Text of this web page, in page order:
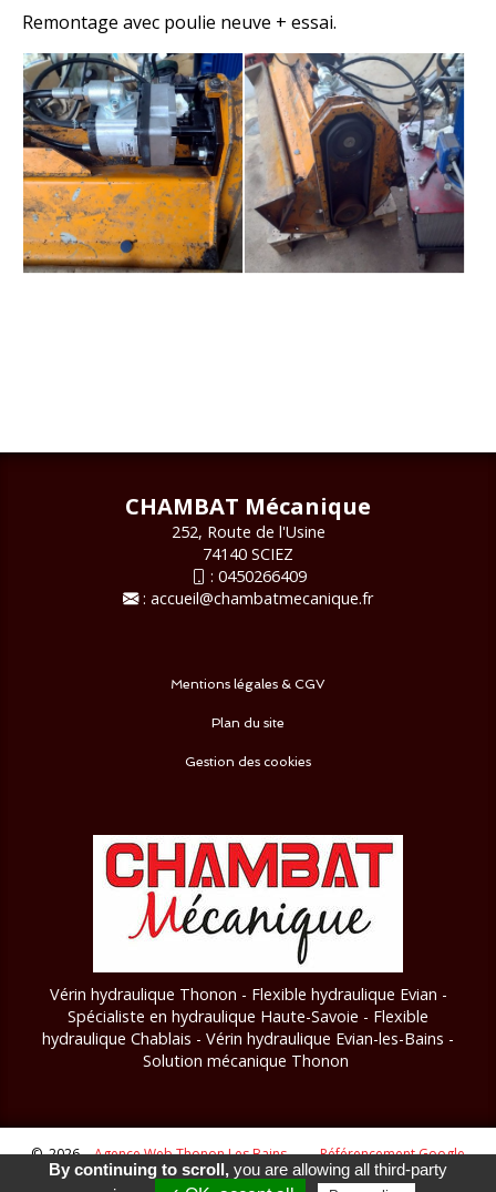
Remontage avec poulie neuve + essai.
CHAMBAT Mécanique
252, Route de l'Usine
74140 SCIEZ
: 0450266409
: accueil@chambatmecanique.fr
Mentions légales & CGV
Plan du site
Gestion des cookies
Vérin hydraulique Thonon - Flexible hydraulique Evian -
Spécialiste en hydraulique Haute-Savoie - Flexible
hydraulique Chablais - Vérin hydraulique Evian-les-Bains -
Solution mécanique Thonon
© 2026 Agence Web Thonon Les Bains - Référencement Google
Thonon Les Bains
Clic And Go
création site internet thonon
By continuing to scroll,you are allowing all third-party